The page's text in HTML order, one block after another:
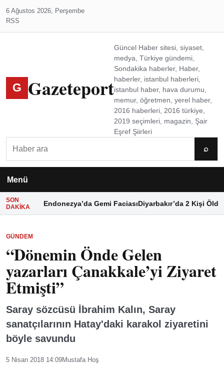
6 Ağustos 2026, Perşembe
RSS
G Gazeteport
Güncel Haber sitesi, siyaset,
medya, Türkiye gündemi,
Sondakika haberler, Haber,
haberler, istanbul haberleri,
istanbul haber, hava durumu,
memur, öğretmen, yerel haber,
2016 haberleri, 2016 türkiye,
2019 seçimleri, magazin, Şair
Eşref Şiirleri
⌕
Menü
SON
DAKIKA
Endonezya’da Gemi FaciasıDiyarbakır’da 2 Kişi Öldü
GÜNDEM
“Dönemin Önde Gelen
yazarları Çanakkale’yi Ziyaret
Etmişti”
Saray sözcüsü İbrahim Kalın, Saray
sanatçılarının Hatay'daki karakol ziyaretini
böyle savundu
5 Nisan 2018 14:09Mustafa Hoş